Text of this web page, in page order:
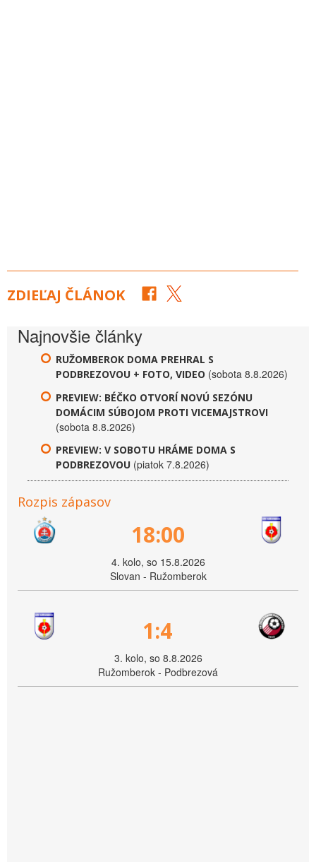
ZDIEĽAJ ČLÁNOK
Najnovšie články
RUŽOMBEROK DOMA PREHRAL S
PODBREZOVOU + FOTO, VIDEO (sobota 8.8.2026)
PREVIEW: BÉČKO OTVORÍ NOVÚ SEZÓNU
DOMÁCIM SÚBOJOM PROTI VICEMAJSTROVI
(sobota 8.8.2026)
PREVIEW: V SOBOTU HRÁME DOMA S
PODBREZOVOU (piatok 7.8.2026)
Rozpis zápasov
18:00
4. kolo, so 15.8.2026
Slovan - Ružomberok
1:4
3. kolo, so 8.8.2026
Ružomberok - Podbrezová